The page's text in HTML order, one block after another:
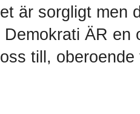
är sorgligt men
Demokrati ÄR en
till,